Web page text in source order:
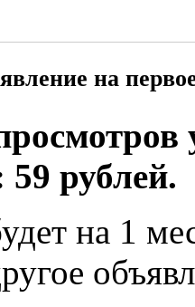
на
рублей.
на 1